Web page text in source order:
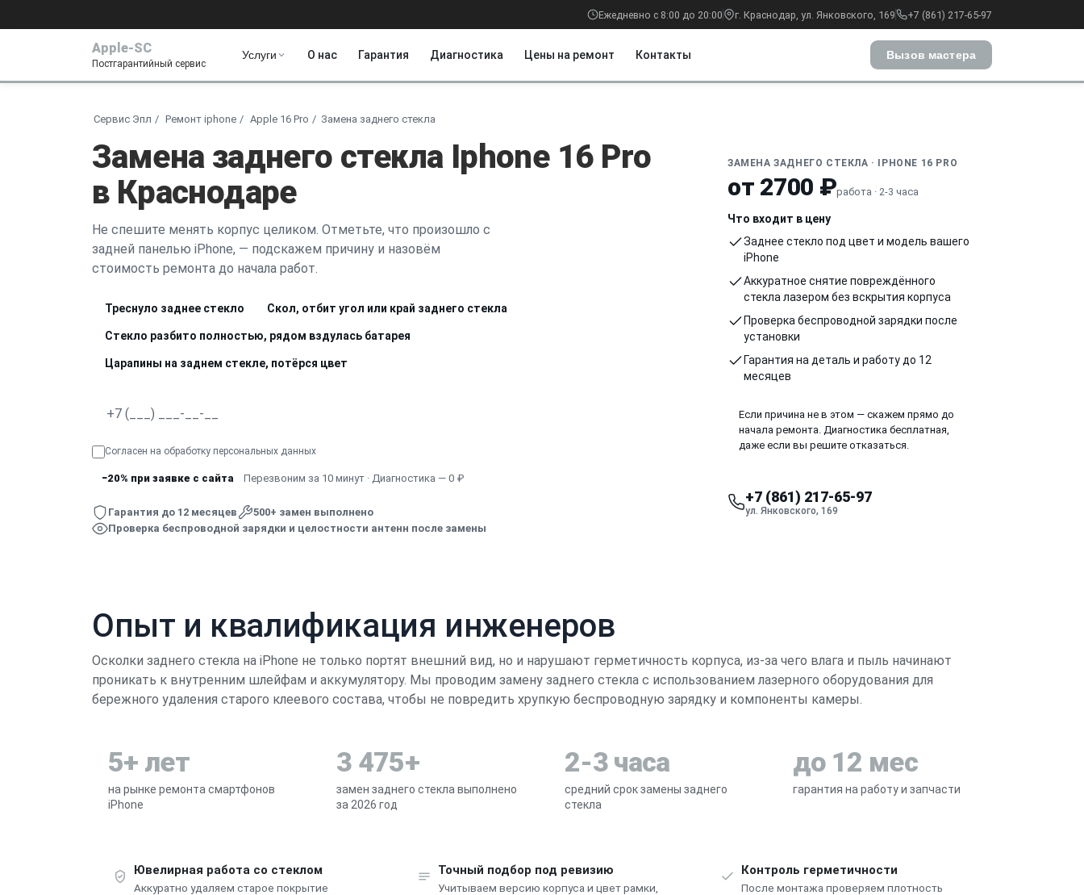
Ежедневно с 8:00 до 20:00 г. Краснодар, ул. Янковского, 169 +7 (861) 217-65-97
Apple-SC
Постгарантийный сервис
Услуги О нас Гарантия Диагностика Цены на ремонт Контакты Вызов мастера
Сервис Эпл Ремонт iphone Apple 16 Pro Замена заднего стекла
Замена заднего стекла Iphone 16 Pro
в Краснодаре
Не спешите менять корпус целиком. Отметьте, что произошло с
задней панелью iPhone, — подскажем причину и назовём
стоимость ремонта до начала работ.
Треснуло заднее стекло Скол, отбит угол или край заднего стекла
Стекло разбито полностью, рядом вздулась батарея
Царапины на заднем стекле, потёрся цвет
Согласен на обработку персональных данных
−20% при заявке с сайта Перезвоним за 10 минут · Диагностика — 0 ₽
Гарантия до 12 месяцев
500+ замен выполнено
Проверка беспроводной зарядки и целостности антенн после замены
ЗАМЕНА ЗАДНЕГО СТЕКЛА · IPHONE 16 PRO
от 2700 ₽работа · 2-3 часа
Что входит в цену
Заднее стекло под цвет и модель вашего
iPhone
Аккуратное снятие повреждённого
стекла лазером без вскрытия корпуса
Проверка беспроводной зарядки после
установки
Гарантия на деталь и работу до 12
месяцев
Если причина не в этом — скажем прямо до
начала ремонта. Диагностика бесплатная,
даже если вы решите отказаться.
+7 (861) 217-65-97
ул. Янковского, 169
Опыт и квалификация инженеров
Осколки заднего стекла на iPhone не только портят внешний вид, но и нарушают герметичность корпуса, из-за чего влага и пыль начинают
проникать к внутренним шлейфам и аккумулятору. Мы проводим замену заднего стекла с использованием лазерного оборудования для
бережного удаления старого клеевого состава, чтобы не повредить хрупкую беспроводную зарядку и компоненты камеры.
5+ лет
на рынке ремонта смартфонов
iPhone
3 475+
замен заднего стекла выполнено
за 2026 год
2-3 часа
средний срок замены заднего
стекла
до 12 мес
гарантия на работу и запчасти
Ювелирная работа со стеклом
Аккуратно удаляем старое покрытие
Точный подбор под ревизию
Учитываем версию корпуса и цвет рамки,
Контроль герметичности
После монтажа проверяем плотность